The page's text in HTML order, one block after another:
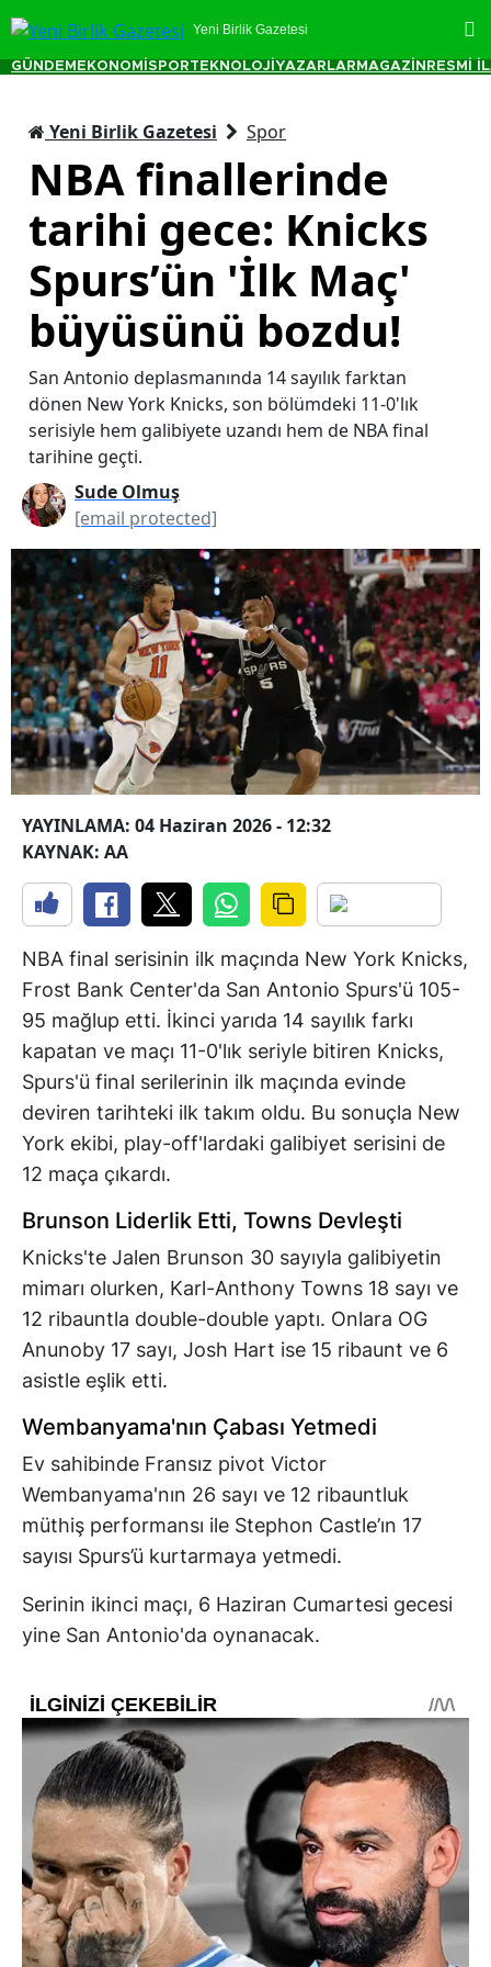
Yeni Birlik Gazetesi
GÜNDEM EKONOMİ SPORTEKNOLOJİ YAZARLAR MAGAZİN RESMİ
Yeni Birlik Gazetesi Spor
NBA finallerinde
tarihi gece: Knicks
Spurs’ün 'İlk Maç'
büyüsünü bozdu!
San Antonio deplasmanında 14 sayılık farktan
dönen New York Knicks, son bölümdeki 11-0'lık
serisiyle hem galibiyete uzandı hem de NBA final
tarihine geçti.
Sude Olmuş
[email protected]
YAYINLAMA: 04 Haziran 2026 - 12:32
KAYNAK: AA
NBA final serisinin ilk maçında New York Knicks,
Frost Bank Center'da San Antonio Spurs'ü 105-
95 mağlup etti. İkinci yarıda 14 sayılık farkı
kapatan ve maçı 11-0'lık seriyle bitiren Knicks,
Spurs'ü final serilerinin ilk maçında evinde
deviren tarihteki ilk takım oldu. Bu sonuçla New
York ekibi, play-off'lardaki galibiyet serisini de
12 maça çıkardı.
Brunson Liderlik Etti, Towns Devleşti
Knicks'te Jalen Brunson 30 sayıyla galibiyetin
mimarı olurken, Karl-Anthony Towns 18 sayı ve
12 ribauntla double-double yaptı. Onlara OG
Anunoby 17 sayı, Josh Hart ise 15 ribaunt ve 6
asistle eşlik etti.
Wembanyama'nın Çabası Yetmedi
Ev sahibinde Fransız pivot Victor
Wembanyama'nın 26 sayı ve 12 ribauntluk
müthiş performansı ile Stephon Castle’ın 17
sayısı Spurs’ü kurtarmaya yetmedi.
Serinin ikinci maçı, 6 Haziran Cumartesi gecesi
yine San Antonio'da oynanacak.